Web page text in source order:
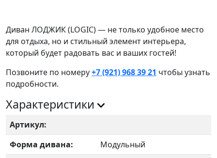
Диван ЛОДЖИК (LOGIC) — не только удобное место
для отдыха, но и стильный элемент интерьера,
который будет радовать вас и ваших гостей!
Позвоните по номеру+7 (921) 968 39 21 чтобы узнать
подробности.
Характеристики
Артикул:
Форма дивана:
Модульный